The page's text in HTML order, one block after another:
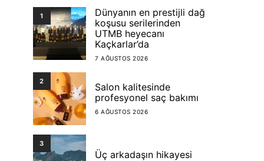
1
Dünyanın en prestijli dağ
koşusu serilerinden
UTMB heyecanı
Kaçkarlar’da
7 AĞUSTOS 2026
2
Salon kalitesinde
profesyonel saç bakımı
6 AĞUSTOS 2026
3
Üç arkadaşın hikayesi